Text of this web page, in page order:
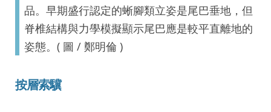
品。早期盛行認定的蜥腳類立姿是尾巴垂地，但
脊椎結構與力學模擬顯示尾巴應是較平直離地的
姿態。( 圖 / 鄭明倫 )
按層索驥